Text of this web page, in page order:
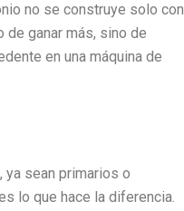
no se construye solo con
de ganar más, sino de
en una máquina de
sean primarios o
lo que hace la diferencia.